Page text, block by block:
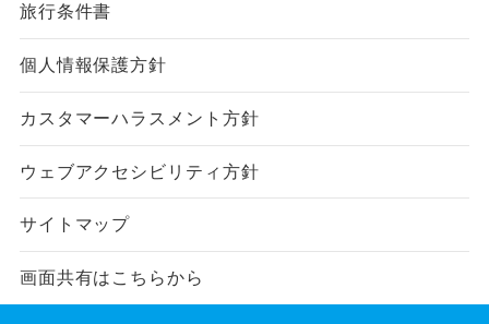
旅行条件書
個人情報保護方針
カスタマーハラスメント方針
ウェブアクセシビリティ方針
サイトマップ
画面共有はこちらから